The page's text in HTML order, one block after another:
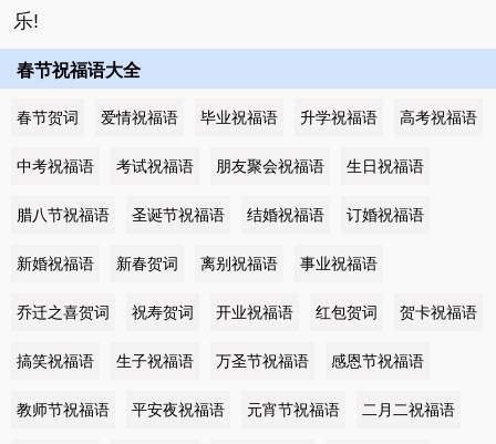
乐!
春节祝福语大全
春节贺词 爱情祝福语 毕业祝福语 升学祝福语 高考祝福语
中考祝福语 考试祝福语 朋友聚会祝福语 生日祝福语
腊八节祝福语 圣诞节祝福语 结婚祝福语 订婚祝福语
新婚祝福语 新春贺词 离别祝福语 事业祝福语
乔迁之喜贺词 祝寿贺词 开业祝福语 红包贺词 贺卡祝福语
搞笑祝福语 生子祝福语 万圣节祝福语 感恩节祝福语
教师节祝福语 平安夜祝福语 元宵节祝福语 二月二祝福语